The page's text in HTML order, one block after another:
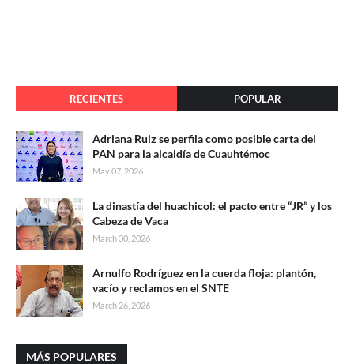
RECIENTES POPULAR
Adriana Ruiz se perfila como posible carta del
PAN para la alcaldía de Cuauhtémoc
May 07, 2026
La dinastía del huachicol: el pacto entre “JR” y los
Cabeza de Vaca
March 30, 2026
Arnulfo Rodríguez en la cuerda floja: plantón,
vacío y reclamos en el SNTE
March 26, 2026
MÁS POPULARES